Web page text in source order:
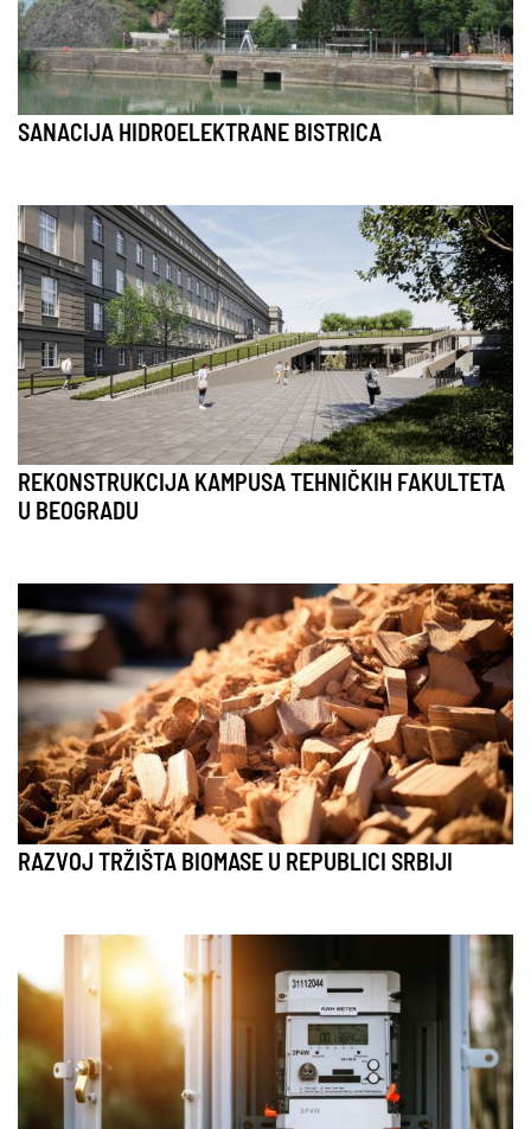
SANACIJA HIDROELEKTRANE BISTRICA
REKONSTRUKCIJA KAMPUSA TEHNIČKIH FAKULTETA
U BEOGRADU
RAZVOJ TRŽIŠTA BIOMASE U REPUBLICI SRBIJI